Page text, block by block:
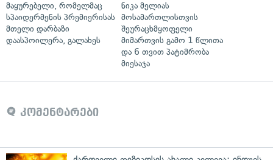
მაყურებელი, რომელმაც
სპაიდერმენის პრემიერისას
მთელი დარბაზი
დაასპოილერა, გალახეს
ნიკა მელიას
მოსამართლისთვის
შეურაცხმყოფელი
მიმართვის გამო 1 წლითა
და 6 თვით პატიმრობა
მიესაჯა
კომენტარები